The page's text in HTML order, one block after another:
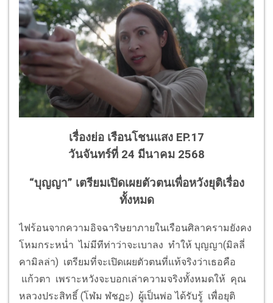
เรื่องย่อ เรือนโชนแสง EP.17
วันจันทร์ที่ 24 มีนาคม 2568
“บุญญา” เตรียมเปิดเผยตัวตนเพื่อหวังยุติเรื่อง
ทั้งหมด
ไฟร้อนจากความอิจฉาริษยาภายในเรือนศิลาครามยังคง
โหมกระหน่ำ ไม่มีทีท่าว่าจะเบาลง ทำให้ บุญญา(มิลลี่
คามิลล่า) เตรียมที่จะเปิดเผยตัวตนที่แท้จริงว่าเธอคือ
แก้วตา เพราะหวังจะบอกเล่าความจริงทั้งหมดให้ คุณ
หลวงประสิทธิ์ (โฬม ฬชฏะ) ผู้เป็นพ่อ ได้รับรู้ เพื่อยุติ